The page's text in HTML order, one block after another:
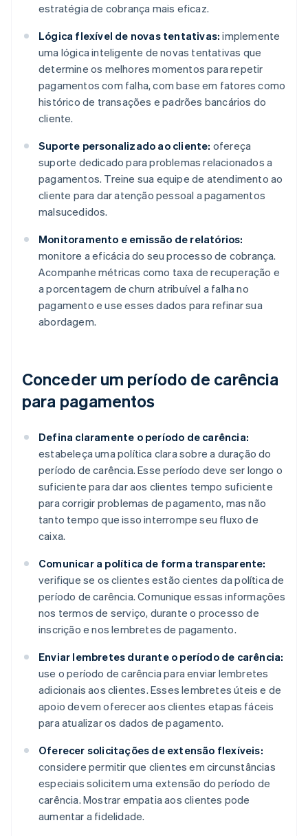
estratégia de cobrança mais eficaz.
Lógica flexível de novas tentativas: implemente
uma lógica inteligente de novas tentativas que
determine os melhores momentos para repetir
pagamentos com falha, com base em fatores como
histórico de transações e padrões bancários do
cliente.
Suporte personalizado ao cliente: ofereça
suporte dedicado para problemas relacionados a
pagamentos. Treine sua equipe de atendimento ao
cliente para dar atenção pessoal a pagamentos
malsucedidos.
Monitoramento e emissão de relatórios:
monitore a eficácia do seu processo de cobrança.
Acompanhe métricas como taxa de recuperação e
a porcentagem de churn atribuível a falha no
pagamento e use esses dados para refinar sua
abordagem.
Conceder um período de carência
para pagamentos
Defina claramente o período de carência:
estabeleça uma política clara sobre a duração do
período de carência. Esse período deve ser longo o
suficiente para dar aos clientes tempo suficiente
para corrigir problemas de pagamento, mas não
tanto tempo que isso interrompe seu fluxo de
caixa.
Comunicar a política de forma transparente:
verifique se os clientes estão cientes da política de
período de carência. Comunique essas informações
nos termos de serviço, durante o processo de
inscrição e nos lembretes de pagamento.
Enviar lembretes durante o período de carência:
use o período de carência para enviar lembretes
adicionais aos clientes. Esses lembretes úteis e de
apoio devem oferecer aos clientes etapas fáceis
para atualizar os dados de pagamento.
Oferecer solicitações de extensão flexíveis:
considere permitir que clientes em circunstâncias
especiais solicitem uma extensão do período de
carência. Mostrar empatia aos clientes pode
aumentar a fidelidade.